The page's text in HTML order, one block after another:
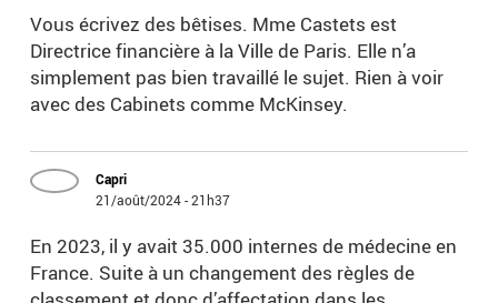
Vous écrivez des bêtises. Mme Castets est
Directrice financière à la Ville de Paris. Elle n’a
simplement pas bien travaillé le sujet. Rien à voir
avec des Cabinets comme McKinsey.
Capri
21/août/2024 - 21h37
En 2023, il y avait 35.000 internes de médecine en
France. Suite à un changement des règles de